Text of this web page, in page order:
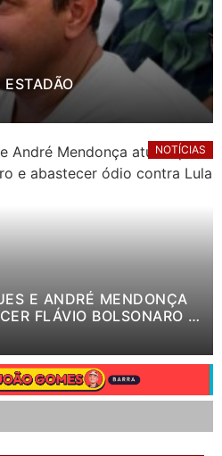
NOTÍCIAS
E ANDRÉ MENDONÇA
FLÁVIO BOLSONARO E
LULA
.